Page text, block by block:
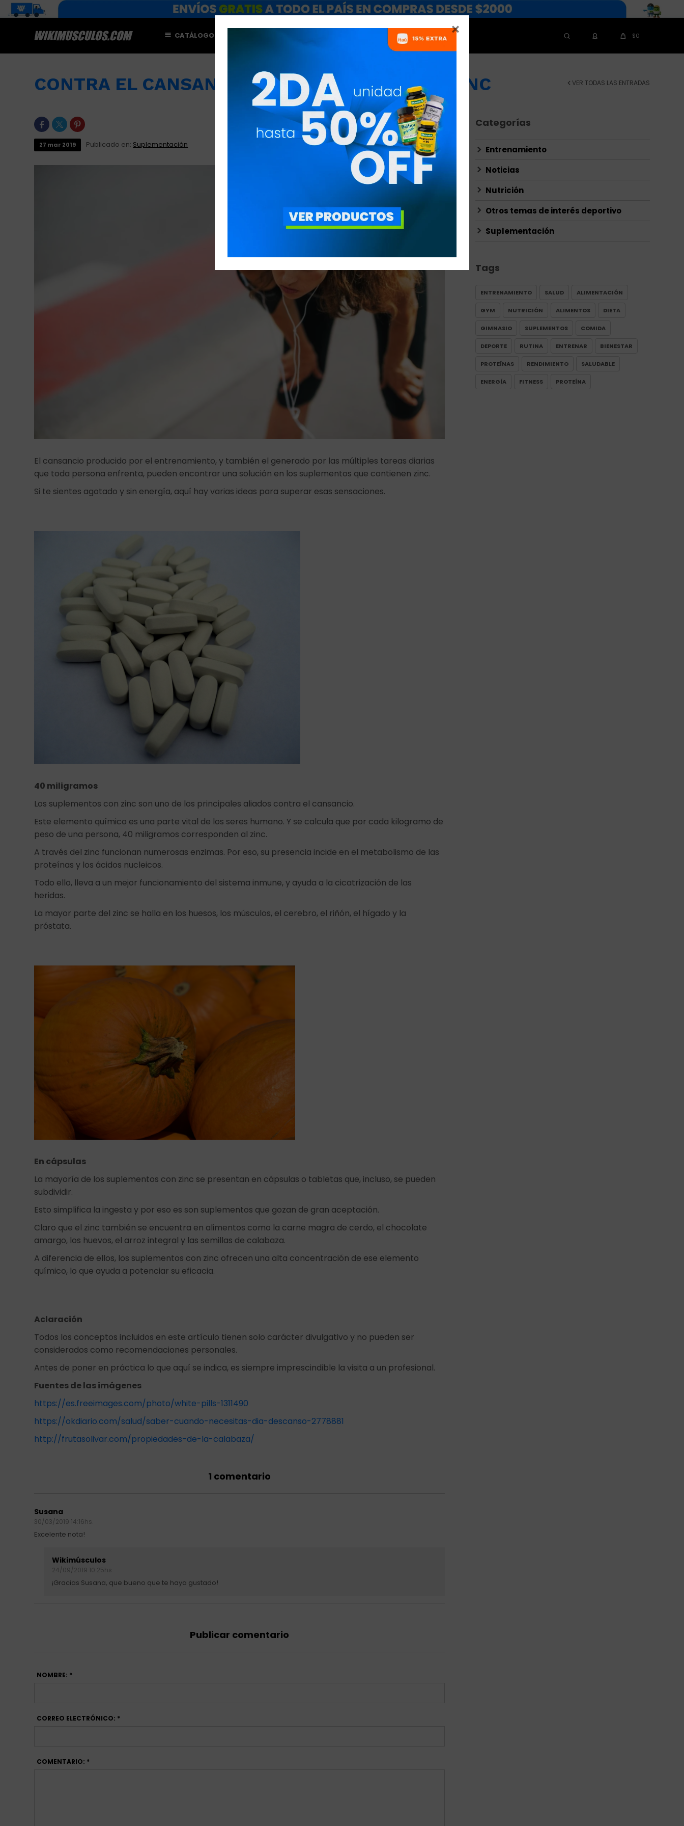

CATÁLOGO NUTRICIONISTAS $0
CONTRA EL CANSANCIO: SUPLEMENTOS CON ZINC VER TODAS LAS ENTRADAS
  
27 mar 2019 Publicado en: Suplementación
El cansancio producido por el entrenamiento, y también el generado por las múltiples tareas diarias
que toda persona enfrenta, pueden encontrar una solución en los suplementos que contienen zinc.
Si te sientes agotado y sin energía, aquí hay varias ideas para superar esas sensaciones.
40 miligramos
Los suplementos con zinc son uno de los principales aliados contra el cansancio.
Este elemento químico es una parte vital de los seres humano. Y se calcula que por cada kilogramo de
peso de una persona, 40 miligramos corresponden al zinc.
A través del zinc funcionan numerosas enzimas. Por eso, su presencia incide en el metabolismo de las
proteínas y los ácidos nucleicos.
Todo ello, lleva a un mejor funcionamiento del sistema inmune, y ayuda a la cicatrización de las
heridas.
La mayor parte del zinc se halla en los huesos, los músculos, el cerebro, el riñón, el hígado y la
próstata.
En cápsulas
La mayoría de los suplementos con zinc se presentan en cápsulas o tabletas que, incluso, se pueden
subdividir.
Esto simplifica la ingesta y por eso es son suplementos que gozan de gran aceptación.
Claro que el zinc también se encuentra en alimentos como la carne magra de cerdo, el chocolate
amargo, los huevos, el arroz integral y las semillas de calabaza.
A diferencia de ellos, los suplementos con zinc ofrecen una alta concentración de ese elemento
químico, lo que ayuda a potenciar su eficacia.
Aclaración
Todos los conceptos incluidos en este artículo tienen solo carácter divulgativo y no pueden ser
considerados como recomendaciones personales.
Antes de poner en práctica lo que aquí se indica, es siempre imprescindible la visita a un profesional.
Fuentes de las imágenes
https://es.freeimages.com/photo/white-pills-1311490
https://okdiario.com/salud/saber-cuando-necesitas-dia-descanso-2778881
http://frutasolivar.com/propiedades-de-la-calabaza/
1 comentario
Susana
30/03/2019 14:16hs.
Excelente nota!
Wikimúsculos
24/09/2019 10:25hs
¡Gracias Susana, que bueno que te haya gustado!
Publicar comentario
NOMBRE: *
CORREO ELECTRÓNICO: *
COMENTARIO: *
Categorías
Entrenamiento
Noticias
Nutrición
Otros temas de interés deportivo
Suplementación
Tags
ENTRENAMIENTO SALUD ALIMENTACIÓN
GYM NUTRICIÓN ALIMENTOS DIETA
GIMNASIO SUPLEMENTOS COMIDA
DEPORTE RUTINA ENTRENAR BIENESTAR
PROTEÍNAS RENDIMIENTO SALUDABLE
ENERGÍA FITNESS PROTEÍNA